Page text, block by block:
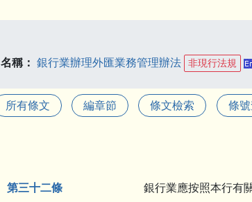
名稱：銀行業辦理外匯業務管理辦法 非現行法規
所有條文 編章節 條文檢索 條
第三十二條 銀行業應按照本行有